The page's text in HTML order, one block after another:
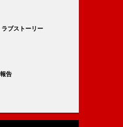
ブストーリー
告